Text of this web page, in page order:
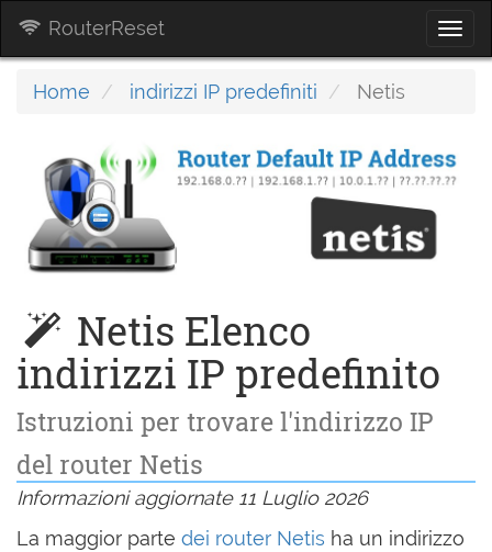
RouterReset
Home indirizzi IP predefiniti Netis
Netis Elenco
indirizzi IP predefinito
Istruzioni per trovare l'indirizzo IP
del router Netis
Informazioni aggiornate 11 Luglio 2026
La maggior parte dei router Netis ha un indirizzo